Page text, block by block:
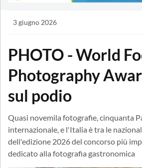
3 giugno 2026
PHOTO - World
Photography
sul podio
Quasi novemila fotografie, cinquanta
internazionale, e l'Italia è tra le
dell'edizione 2026 del concorso più
dedicato alla fotografia gastronomica